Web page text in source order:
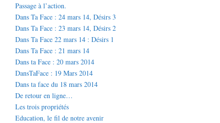
Passage à l’action.
Dans Ta Face : 24 mars 14, Désirs 3
Dans Ta Face : 23 mars 14, Désirs 2
Dans Ta Face 22 mars 14 : Désirs 1
Dans Ta Face : 21 mars 14
Dans ta Face : 20 mars 2014
DansTaFace : 19 Mars 2014
Dans ta face du 18 mars 2014
De retour en ligne…
Les trois propriétés
Education, le fil de notre avenir